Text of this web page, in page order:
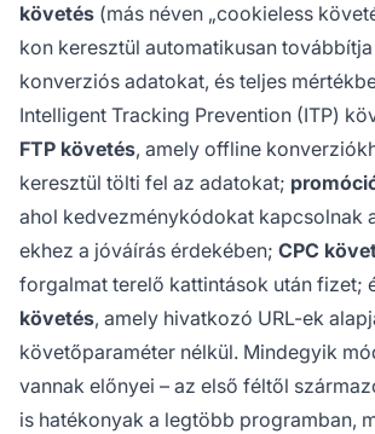
követés (más néven „cookieless
kon keresztül automatikusan
konverziós adatokat, és teljes
Intelligent Tracking Prevention (ITP)
FTP követés, amely offline
keresztül tölti fel az adatokat;
ahol kedvezménykódokat kapcsolnak
ekhez a jóváírás érdekében; CPC
forgalmat terelő kattintások után fizet;
követés, amely hivatkozó URL-ek
követőparaméter nélkül. Mindegyik
vannak előnyei – az első féltől
is hatékonyak a legtöbb programban,